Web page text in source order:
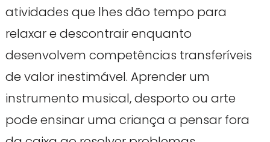
atividades que lhes dão tempo para
relaxar e descontrair enquanto
desenvolvem competências transferíveis
de valor inestimável. Aprender um
instrumento musical, desporto ou arte
pode ensinar uma criança a pensar fora